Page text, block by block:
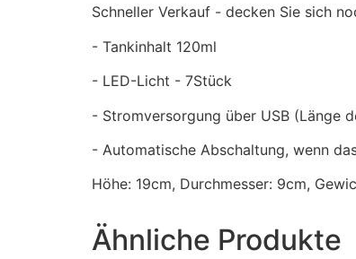
Schneller Verkauf - decken Sie sich
- Tankinhalt 120ml
- LED-Licht - 7Stück
- Stromversorgung über USB (Länge
- Automatische Abschaltung, wenn
Höhe: 19cm, Durchmesser: 9cm,
Ähnliche Produkte